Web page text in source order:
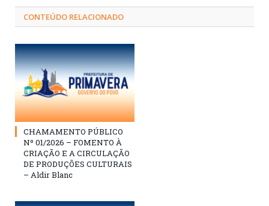
CONTEÚDO RELACIONADO
CHAMAMENTO PÚBLICO
Nº 01/2026 – FOMENTO À
CRIAÇÃO E A CIRCULAÇÃO
DE PRODUÇÕES CULTURAIS
– Aldir Blanc